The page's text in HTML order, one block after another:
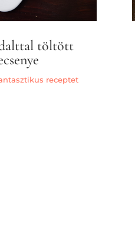
töltött
receptet